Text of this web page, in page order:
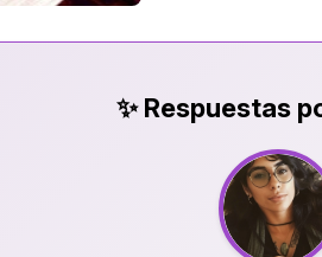
✨ Respuestas